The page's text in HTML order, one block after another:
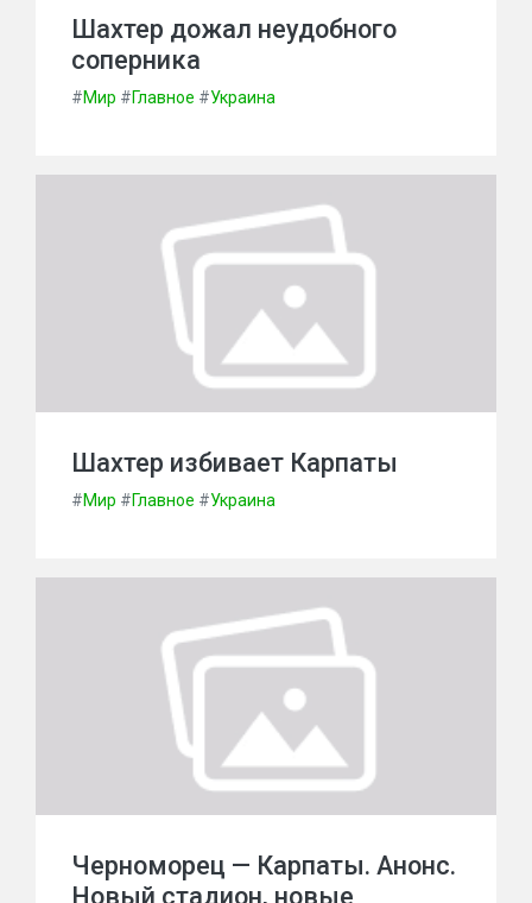
Шахтер дожал неудобного
соперника
#Мир #Главное #Украина
Шахтер избивает Карпаты
#Мир #Главное #Украина
Черноморец — Карпаты. Анонс.
Новый стадион, новые